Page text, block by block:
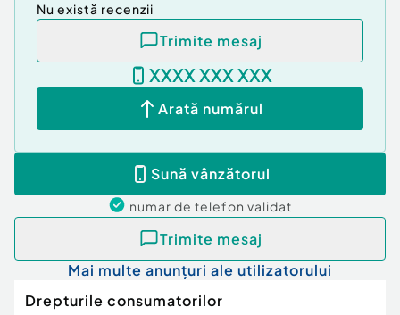
Nu există recenzii
Trimite mesaj
XXXX XXX XXX
Arată numărul
Sună vânzătorul
numar de telefon validat
Trimite mesaj
Mai multe anunțuri ale utilizatorului
Drepturile consumatorilor